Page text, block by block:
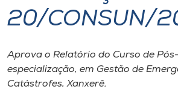
I.nova
Diplomados
20/CONSUN/
Aprova o Relatório do Curso de
especialização, em Gestão de
Catástrofes, Xanxerê.